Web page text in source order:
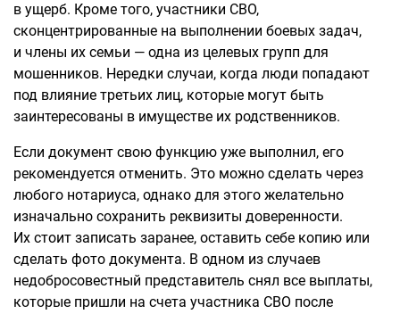
в ущерб. Кроме того, участники СВО,
сконцентрированные на выполнении боевых задач,
и члены их семьи — одна из целевых групп для
мошенников. Нередки случаи, когда люди попадают
под влияние третьих лиц, которые могут быть
заинтересованы в имуществе их родственников.
Если документ свою функцию уже выполнил, его
рекомендуется отменить. Это можно сделать через
любого нотариуса, однако для этого желательно
изначально сохранить реквизиты доверенности.
Их стоит записать заранее, оставить себе копию или
сделать фото документа. В одном из случаев
недобросовестный представитель снял все выплаты,
которые пришли на счета участника СВО после